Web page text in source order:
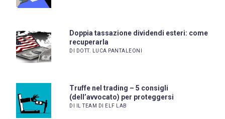
Doppia tassazione dividendi esteri: come
recuperarla
DI DOTT. LUCA PANTALEONI
Truffe nel trading – 5 consigli
(dell’avvocato) per proteggersi
DI IL TEAM DI ELF LAB